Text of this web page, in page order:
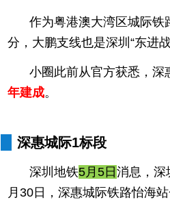
作为粤港澳大湾区城际铁
分，大鹏支线也是深圳“东进
小圈此前从官方获悉，深
年建成。
深惠城际1标段
深圳地铁5月5日消息，深
月30日，深惠城际铁路怡海